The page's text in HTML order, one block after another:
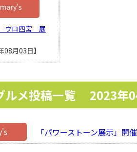
ウロ四宮 展
08月03日】
ルメ投稿一覧 2023年
「パワーストーン展示」開